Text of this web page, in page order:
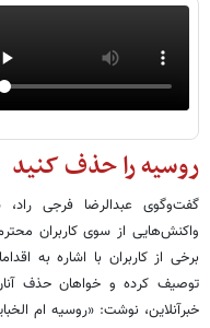
روسیه را حذف کنید
گفت‌وگوی عبدالرضا فرجی
واکنش‌هایی از سوی کاربران
برخی از کاربران با اشاره به
توصیف کرده و خواهان حذف آنان
خبرآنلاین، نوشت: «روسیه ام